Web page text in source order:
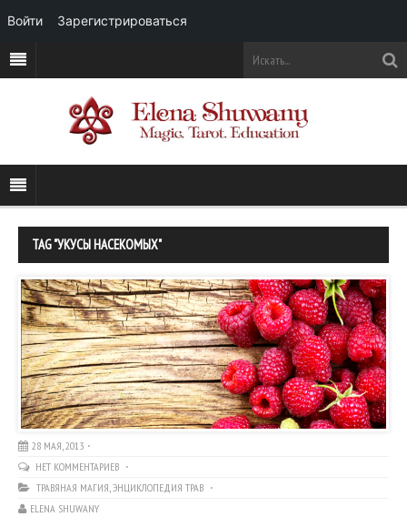
TAG "УКУСЫ НАСЕКОМЫХ"
28 МАЯ, 2013
НЕТ КОММЕНТАРИЕВ
ТРАВЯНАЯ МАГИЯ,ЭНЦИКЛОПЕДИЯ ТРАВ
ELENA SHUWANY
Войти Зарегистрироваться